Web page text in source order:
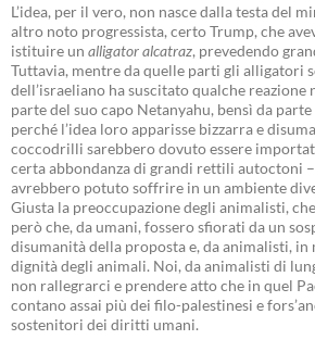
L’idea, per il vero, non nasce dalla testa del
altro noto progressista, certo Trump, che
istituire un alligator alcatraz, prevedendo
Tuttavia, mentre da quelle parti gli alligatori
dell’israeliano ha suscitato qualche reazione
parte del suo capo Netanyahu, bensì da
perché l’idea loro apparisse bizzarra e
coccodrilli sarebbero dovuto essere
certa abbondanza di grandi rettili autoctoni
avrebbero potuto soffrire in un ambiente
Giusta la preoccupazione degli animalisti,
però che, da umani, fossero sfiorati da un
disumanità della proposta e, da animalisti, in
dignità degli animali. Noi, da animalisti di
non rallegrarci e prendere atto che in quel
contano assai più dei filo-palestinesi e
sostenitori dei diritti umani.